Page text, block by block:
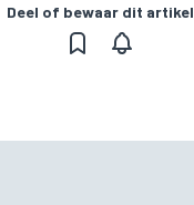
Deel of bewaar dit artikel